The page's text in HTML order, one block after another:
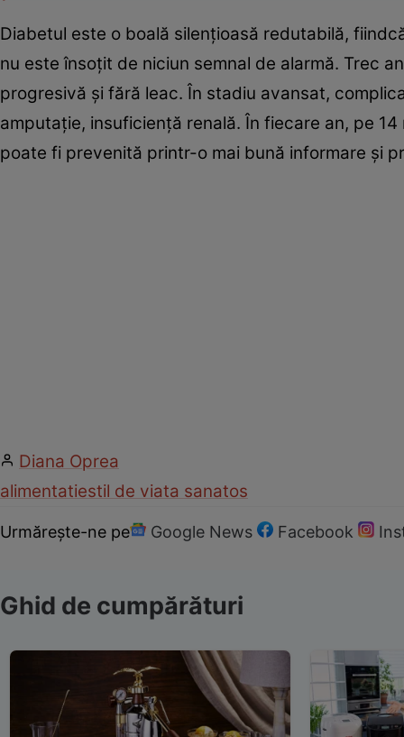
Diabetul este o boală silenţioasă redutabilă,
nu este însoţit de niciun semnal de alarmă. Trec
progresivă şi fără leac. În stadiu avansat,
amputaţie, insuficienţă renală. În fiecare an, pe
poate fi prevenită printr-o mai bună informare şi
Diana Oprea
alimentatiestil de viata sanatos
Urmărește-ne pe Google News Facebook
Ghid de cumpărături